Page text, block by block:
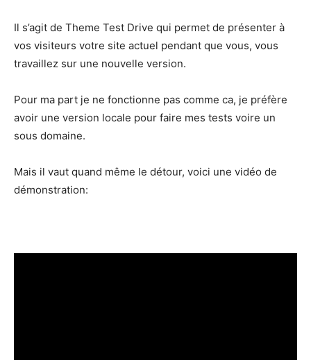
Il s’agit de Theme Test Drive qui permet de présenter à
vos visiteurs votre site actuel pendant que vous, vous
travaillez sur une nouvelle version.
Pour ma part je ne fonctionne pas comme ca, je préfère
avoir une version locale pour faire mes tests voire un
sous domaine.
Mais il vaut quand même le détour, voici une vidéo de
démonstration: